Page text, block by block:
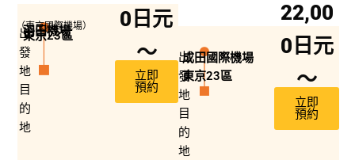
出
發
地
目
的
地
羽田機場
（東京國際機場）
東京23區
0日元
〜
立即
預約
出
發
地
目
的
地
成田國際機場
東京23區
22,00
0日元
〜
立即
預約